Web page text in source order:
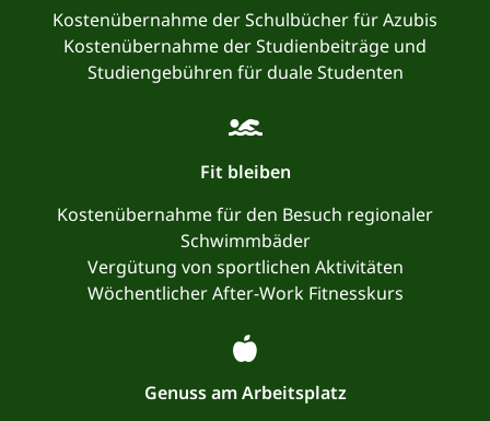
Kostenübernahme der Schulbücher für Azubis
Kostenübernahme der Studienbeiträge und
Studiengebühren für duale Studenten
Fit bleiben
Kostenübernahme für den Besuch regionaler
Schwimmbäder
Vergütung von sportlichen Aktivitäten
Wöchentlicher After-Work Fitnesskurs
Genuss am Arbeitsplatz